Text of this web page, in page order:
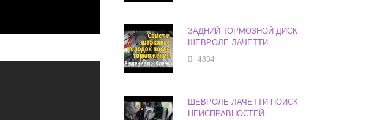
ЗАДНИЙ ТОРМОЗНОЙ ДИСК
ШЕВРОЛЕ ЛАЧЕТТИ
4834
ШЕВРОЛЕ ЛАЧЕТТИ ПОИСК
НЕИСПРАВНОСТЕЙ